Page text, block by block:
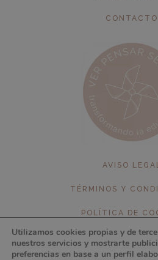
CONTACTO
AVISO
TÉRMINOS Y
POLÍTICA DE
POLÍTICA DE
Utilizamos cookies propias y de
nuestros servicios y mostrarte
preferencias en base a un perfil